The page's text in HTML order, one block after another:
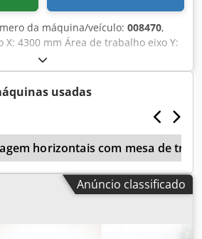
da máquina/veículo: 008470,
4300 mm Área de trabalho eixo Y:
mesa de nesting Potência do
Ac Tjk Número de
Número de fusos de perfuração:
para ferramentas: 22
usadas
horizontais com mesa de
Anúncio classificado